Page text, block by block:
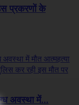
प्रकरणों के
अवस्था में...